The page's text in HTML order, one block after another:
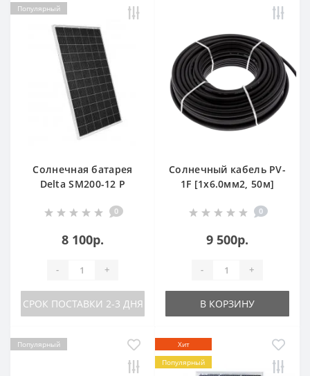
Популярный
Солнечная батарея
Delta SM200-12 P
0
8 100р.
- +
СРОК ПОСТАВКИ 2-3 ДНЯ
Солнечный кабель PV-
1F [1x6.0мм2, 50м]
0
9 500р.
- +
В КОРЗИНУ
Популярный
Хит
Популярный